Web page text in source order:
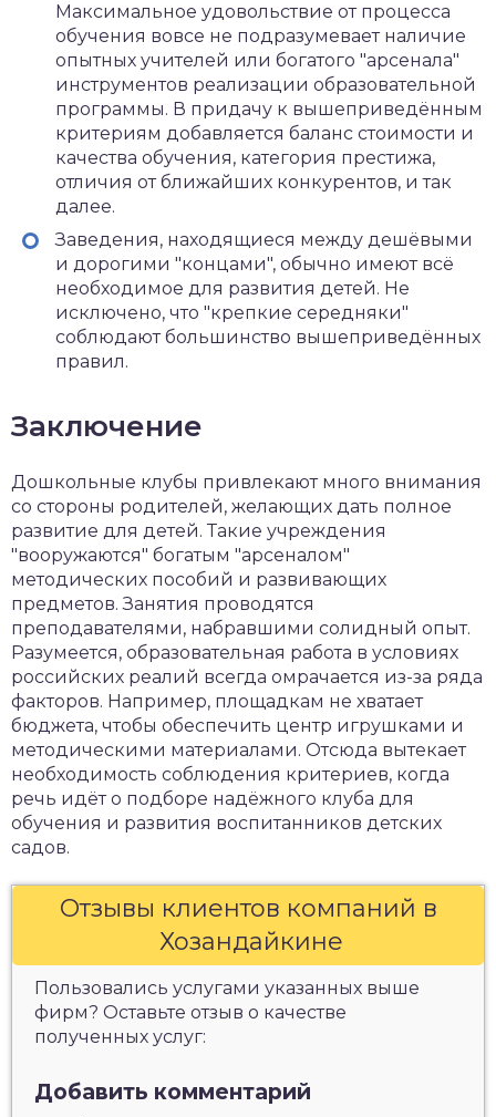
Максимальное удовольствие от процесса
обучения вовсе не подразумевает наличие
опытных учителей или богатого "арсенала"
инструментов реализации образовательной
программы. В придачу к вышеприведённым
критериям добавляется баланс стоимости и
качества обучения, категория престижа,
отличия от ближайших конкурентов, и так
далее.
Заведения, находящиеся между дешёвыми
и дорогими "концами", обычно имеют всё
необходимое для развития детей. Не
исключено, что "крепкие середняки"
соблюдают большинство вышеприведённых
правил.
Заключение
Дошкольные клубы привлекают много внимания
со стороны родителей, желающих дать полное
развитие для детей. Такие учреждения
"вооружаются" богатым "арсеналом"
методических пособий и развивающих
предметов. Занятия проводятся
преподавателями, набравшими солидный опыт.
Разумеется, образовательная работа в условиях
российских реалий всегда омрачается из-за ряда
факторов. Например, площадкам не хватает
бюджета, чтобы обеспечить центр игрушками и
методическими материалами. Отсюда вытекает
необходимость соблюдения критериев, когда
речь идёт о подборе надёжного клуба для
обучения и развития воспитанников детских
садов.
Отзывы клиентов компаний в
Хозандайкине
Пользовались услугами указанных выше
фирм? Оставьте отзыв о качестве
полученных услуг:
Добавить комментарий